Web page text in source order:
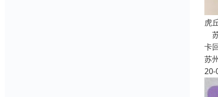
虎
卡
苏
20-